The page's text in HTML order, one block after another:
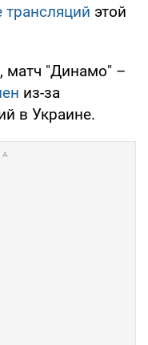
трансляций этой
, матч "Динамо" –
из-за
в Украине.